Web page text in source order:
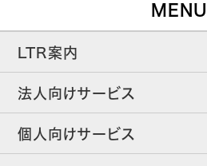
MENU
LTR案内
法人向けサービス
個人向けサービス